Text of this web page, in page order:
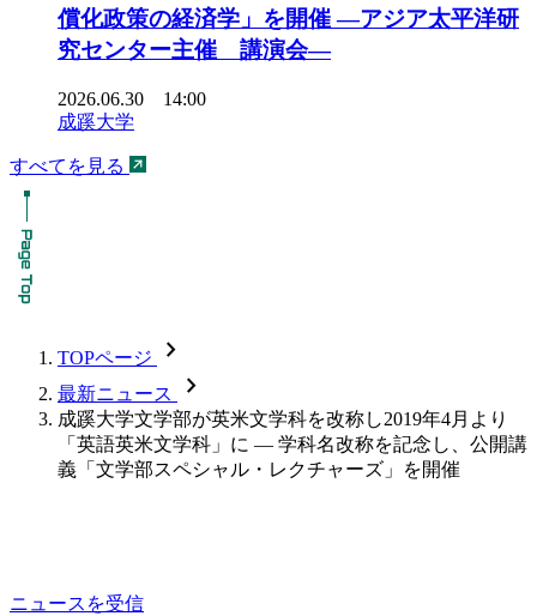
償化政策の経済学」を開催 ―アジア太平洋研
究センター主催 講演会―
2026.06.30 14:00
成蹊大学
すべてを見る
TOPページ chevron_forward
最新ニュース chevron_forward
成蹊大学文学部が英米文学科を改称し2019年4月より
「英語英米文学科」に — 学科名改称を記念し、公開講
義「文学部スペシャル・レクチャーズ」を開催
ニュースを受信